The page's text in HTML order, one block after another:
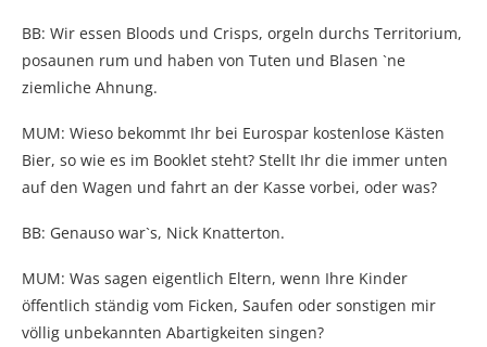
BB: Wir essen Bloods und Crisps, orgeln durchs Territorium,
posaunen rum und haben von Tuten und Blasen `ne
ziemliche Ahnung.
MUM: Wieso bekommt Ihr bei Eurospar kostenlose Kästen
Bier, so wie es im Booklet steht? Stellt Ihr die immer unten
auf den Wagen und fahrt an der Kasse vorbei, oder was?
BB: Genauso war`s, Nick Knatterton.
MUM: Was sagen eigentlich Eltern, wenn Ihre Kinder
öffentlich ständig vom Ficken, Saufen oder sonstigen mir
völlig unbekannten Abartigkeiten singen?